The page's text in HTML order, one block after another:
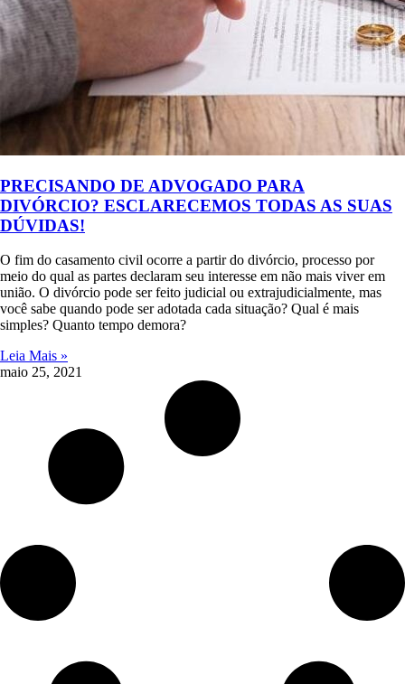
PRECISANDO DE ADVOGADO PARA
DIVÓRCIO? ESCLARECEMOS TODAS AS SUAS
DÚVIDAS!
O fim do casamento civil ocorre a partir do divórcio, processo por
meio do qual as partes declaram seu interesse em não mais viver em
união. O divórcio pode ser feito judicial ou extrajudicialmente, mas
você sabe quando pode ser adotada cada situação? Qual é mais
simples? Quanto tempo demora?
Leia Mais »
maio 25, 2021